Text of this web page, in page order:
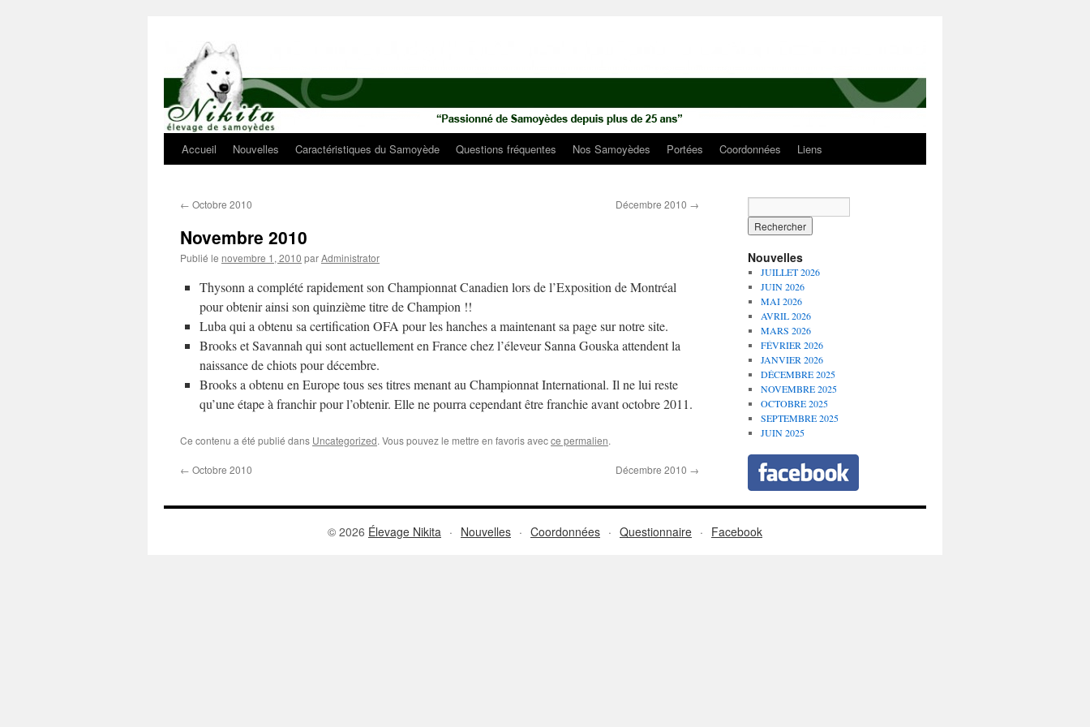
Accueil Nouvelles Caractéristiques du Samoyède Questions fréquentes Nos Samoyèdes Portées Coordonnées Liens
← Octobre 2010 Décembre 2010 →
Novembre 2010
Publié le novembre 1, 2010 parAdministrator
Thysonn a complété rapidement son Championnat Canadien lors de l’Exposition de Montréal
pour obtenir ainsi son quinzième titre de Champion !!
Luba qui a obtenu sa certification OFA pour les hanches a maintenant sa page sur notre site.
Brooks et Savannah qui sont actuellement en France chez l’éleveur Sanna Gouska attendent la
naissance de chiots pour décembre.
Brooks a obtenu en Europe tous ses titres menant au Championnat International. Il ne lui reste
qu’une étape à franchir pour l’obtenir. Elle ne pourra cependant être franchie avant octobre 2011.
Ce contenu a été publié dans Uncategorized. Vous pouvez le mettre en favoris avecce permalien.
← Octobre 2010 Décembre 2010 →
Nouvelles
JUILLET 2026
JUIN 2026
MAI 2026
AVRIL 2026
MARS 2026
FÉVRIER 2026
JANVIER 2026
DÉCEMBRE 2025
NOVEMBRE 2025
OCTOBRE 2025
SEPTEMBRE 2025
JUIN 2025
© 2026 Élevage Nikita · Nouvelles · Coordonnées · Questionnaire · Facebook